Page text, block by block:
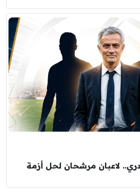
لاعبان مرشحان لحل أزمة